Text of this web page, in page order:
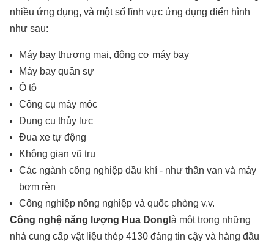
nhiều ứng dụng, và một số lĩnh vực ứng dụng điển hình
như sau:
Máy bay thương mại, động cơ máy bay
Máy bay quân sự
Ô tô
Công cụ máy móc
Dụng cụ thủy lực
Đua xe tự động
Không gian vũ trụ
Các ngành công nghiệp dầu khí - như thân van và máy
bơm rèn
Công nghiệp nông nghiệp và quốc phòng v.v.
Công nghệ năng lượng Hua Dong là một trong những
nhà cung cấp vật liệu thép 4130 đáng tin cậy và hàng đầu